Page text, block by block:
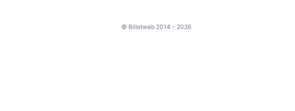
© Billetweb 2014 - 2026